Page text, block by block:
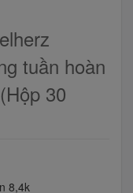
tuần hoàn
30
8,4k